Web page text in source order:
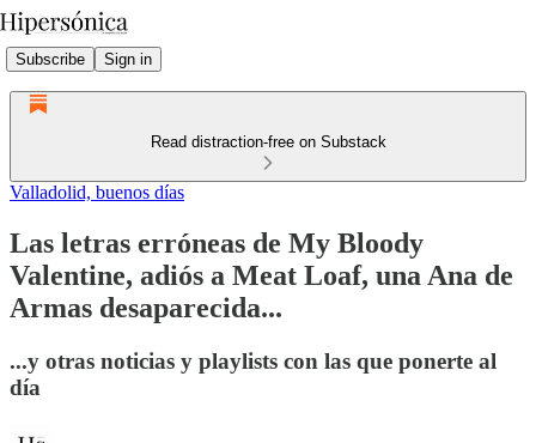
Subscribe Sign in
Read distraction-free on Substack
Valladolid, buenos días
Las letras erróneas de My Bloody
Valentine, adiós a Meat Loaf, una Ana de
Armas desaparecida...
...y otras noticias y playlists con las que ponerte al
día